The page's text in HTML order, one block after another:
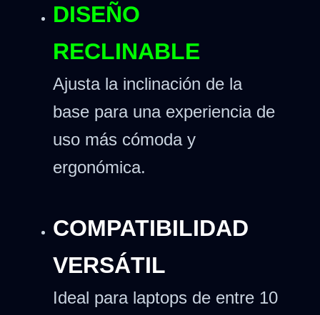
DISEÑO
RECLINABLE
Ajusta la inclinación de la
base para una experiencia de
uso más cómoda y
ergonómica.
COMPATIBILIDAD
VERSÁTIL
Ideal para laptops de entre 10